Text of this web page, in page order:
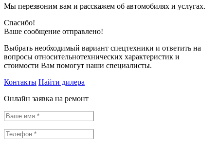
Мы перезвоним вам и расскажем об автомобилях и услугах.
Спасибо!
Ваше сообщение отправлено!
Выбрать необходимый вариант спецтехники и ответить на
вопросы относительнотехнических характеристик и
стоимости Вам помогут наши специалисты.
Контакты Найти дилера
Онлайн заявка на ремонт